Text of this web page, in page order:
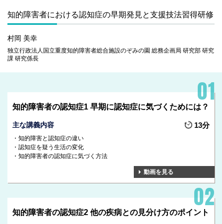
知的障害者における認知症の早期発見と支援技法習得研修
村岡 美幸
独立行政法人国立重度知的障害者総合施設のぞみの園 総務企画局 研究部 研究
課 研究係長
知的障害者の認知症1 早期に認知症に気づくためには？
主な講義内容 13分
知的障害と認知症の違い
認知症を疑う生活の変化
知的障害者の認知症に気づく方法
動画を見る
知的障害者の認知症2 他の疾病との見分け方のポイント